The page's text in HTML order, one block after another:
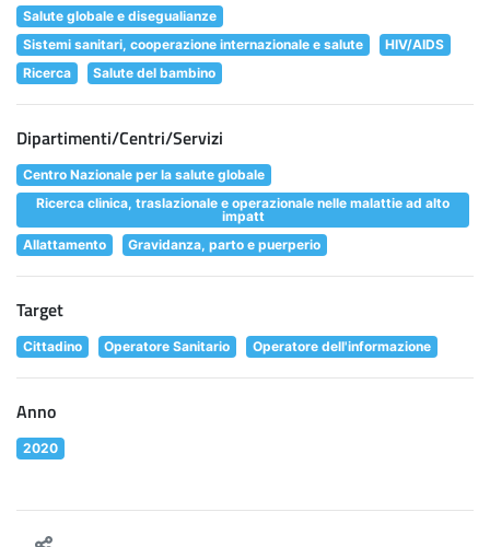
Salute globale e disegualianze
Sistemi sanitari, cooperazione internazionale e salute
HIV/AIDS
Ricerca
Salute del bambino
Dipartimenti/Centri/Servizi
Centro Nazionale per la salute globale
Ricerca clinica, traslazionale e operazionale nelle malattie ad alto
impatt
Allattamento
Gravidanza, parto e puerperio
Target
Cittadino Operatore Sanitario Operatore dell'informazione
Anno
2020